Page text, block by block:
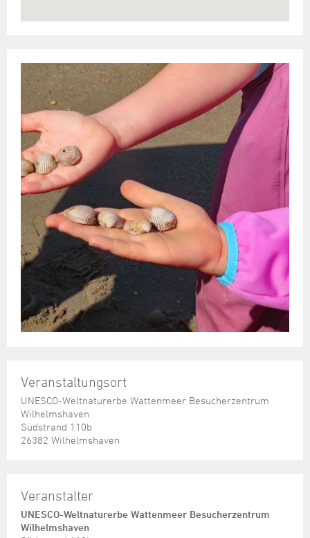
Veranstaltungsort
UNESCO-Weltnaturerbe Wattenmeer Besucherzentrum
Wilhelmshaven
Südstrand 110b
26382 Wilhelmshaven
Veranstalter
UNESCO-Weltnaturerbe Wattenmeer Besucherzentrum
Wilhelmshaven